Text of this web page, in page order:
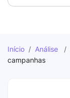
Início / Análise /
campanhas